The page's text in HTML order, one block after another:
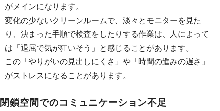
がメインになります。
変化の少ないクリーンルームで、淡々とモニターを見た
り、決まった手順で検査をしたりする作業は、人によって
は「退屈で気が狂いそう」と感じることがあります。
この「やりがいの見出しにくさ」や「時間の進みの遅さ」
がストレスになることがあります。
閉鎖空間でのコミュニケーション不足